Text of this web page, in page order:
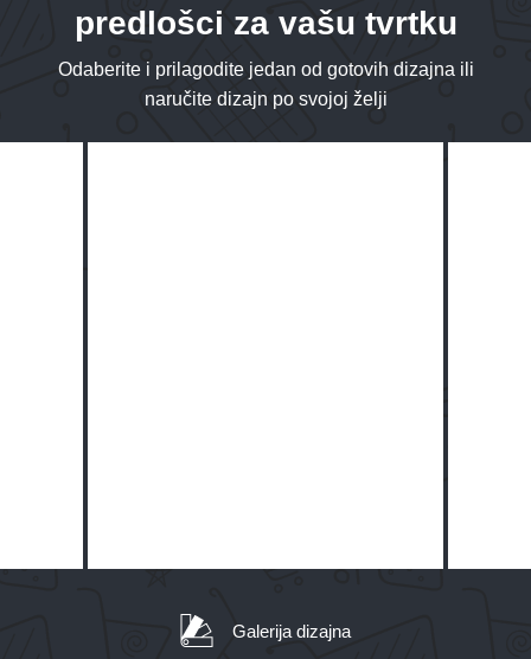
predlošci za vašu tvrtku
Odaberite i prilagodite jedan od gotovih dizajna ili
naručite dizajn po svojoj želji
Galerija dizajna